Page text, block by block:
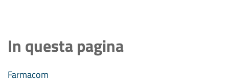
In questa pagina
Farmacom